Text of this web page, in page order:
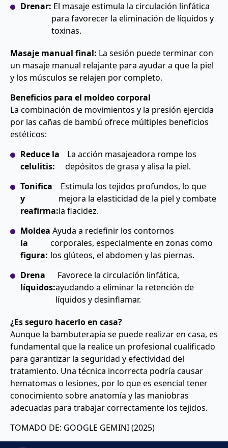
Drenar: El masaje estimula la circulación linfática
para favorecer la eliminación de líquidos y
toxinas.
Masaje manual final: La sesión puede terminar con
un masaje manual relajante para ayudar a que la piel
y los músculos se relajen por completo.
Beneficios para el moldeo corporal
La combinación de movimientos y la presión ejercida
por las cañas de bambú ofrece múltiples beneficios
estéticos:
Reduce la
celulitis:
La acción masajeadora rompe los
depósitos de grasa y alisa la piel.
Tonifica
y
reafirma:
Estimula los tejidos profundos, lo que
mejora la elasticidad de la piel y combate
la flacidez.
Moldea
la
figura:
Ayuda a redefinir los contornos
corporales, especialmente en zonas como
los glúteos, el abdomen y las piernas.
Drena
líquidos:
Favorece la circulación linfática,
ayudando a eliminar la retención de
líquidos y desinflamar.
¿Es seguro hacerlo en casa?
Aunque la bambuterapia se puede realizar en casa, es
fundamental que la realice un profesional cualificado
para garantizar la seguridad y efectividad del
tratamiento. Una técnica incorrecta podría causar
hematomas o lesiones, por lo que es esencial tener
conocimiento sobre anatomía y las maniobras
adecuadas para trabajar correctamente los tejidos.
TOMADO DE: GOOGLE GEMINI (2025)